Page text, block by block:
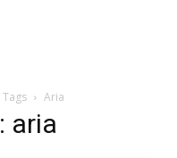
Tags Aria
aria